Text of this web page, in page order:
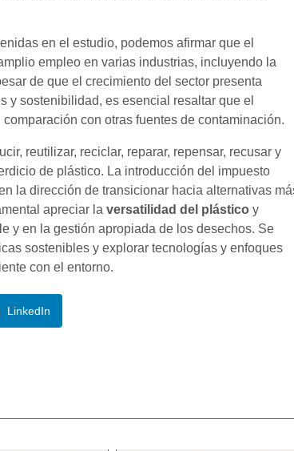
en el estudio, podemos afirmar que el
empleo en varias industrias, incluyendo la
de que el crecimiento del sector presenta
y sostenibilidad, es esencial resaltar que el
con otras fuentes de contaminación.
reutilizar, reciclar, reparar, repensar, recusar y
de plástico. La introducción del impuesto
la dirección de transicionar hacia alternativas
apreciar laversatilidad del plástico y
y en la gestión apropiada de los desechos. Se
sostenibles y explorar tecnologías y enfoques
con el entorno.
LinkedIn